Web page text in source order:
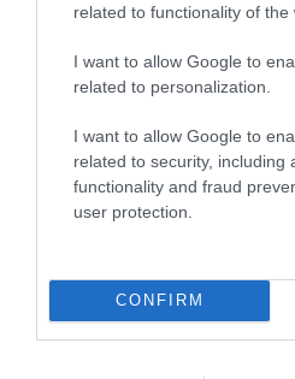
related to functionality of the
I want to allow Google to
related to personalization.
I want to allow Google to
related to security, including
functionality and fraud
user protection.
CONFIRM
04.08.2026 | 12:02
O διευθυντής του OPEN
«μαζέψει» για τη
σε ρεπορτάζ για τις